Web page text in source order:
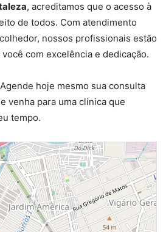
, acreditamos que o acesso à
de todos. Com atendimento
nossos profissionais estão
com excelência e dedicação.
hoje mesmo sua consulta
e venha para uma clínica que
tempo.